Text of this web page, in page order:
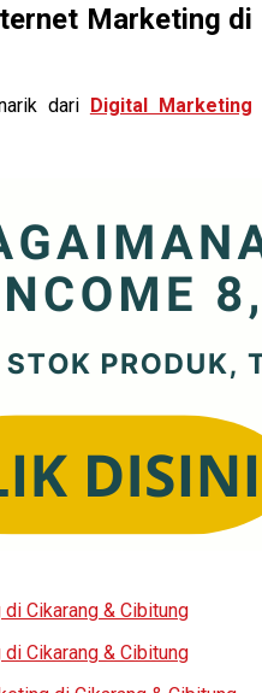
Marketing di
dari Digital Marketing